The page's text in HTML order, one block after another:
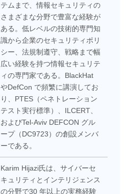
テムまで、情報セキュリティの
さまざまな分野で豊富な経験が
ある。低レベルの技術的専門知
識から企業のセキュリティポリ
シー、法規制遵守、戦略まで幅
広い経験を持つ情報セキュリテ
ィの専門家である。BlackHat
やDefCon で頻繁に講演してお
り、PTES（ペネトレーション
テスト実行標準）、ILCERT、
およびTel-Aviv DEFCON グル
ープ（DC9723）の創設メンバ
ーである。
Karim Hijazi氏は、サイバーセ
キュリティとインテリジェンス
の分野で30 年以上の実務経験